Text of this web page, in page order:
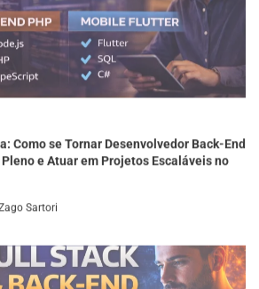
Como se Tornar Desenvolvedor Back-End
e Atuar em Projetos Escaláveis no